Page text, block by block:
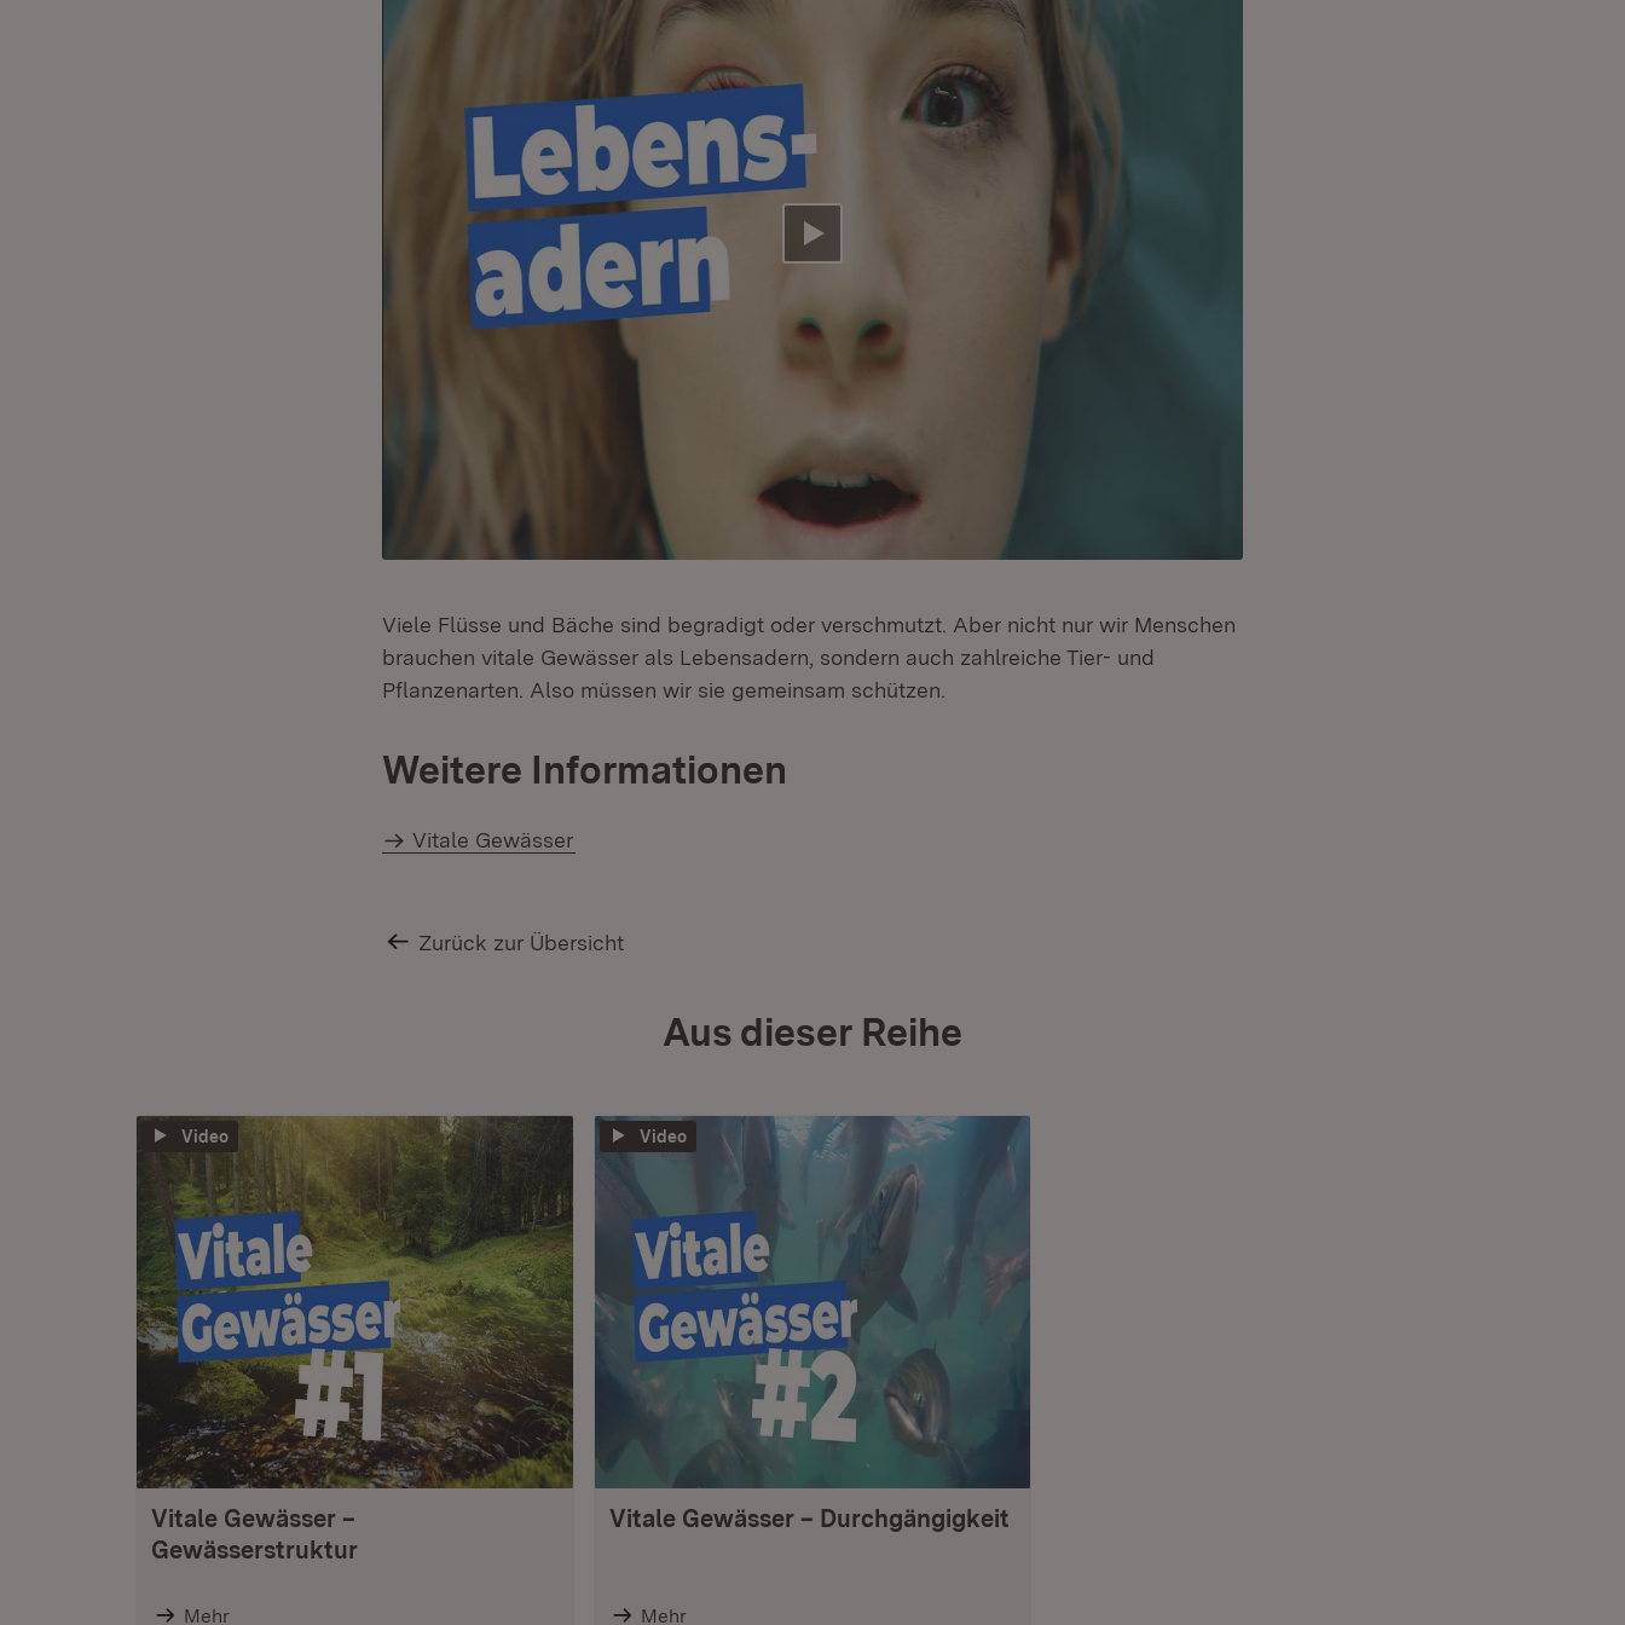
Video abspielen
Viele Flüsse und Bäche sind begradigt oder verschmutzt. Aber nicht nur wir Menschen
brauchen vitale Gewässer als Lebensadern, sondern auch zahlreiche Tier- und
Pflanzenarten. Also müssen wir sie gemeinsam schützen.
Weitere Informationen
Vitale Gewässer
Zurück zur Übersicht
Aus dieser Reihe
Video
Vitale Gewässer –
Gewässerstruktur
Mehr
Video
Vitale Gewässer – Durchgängigkeit
Mehr